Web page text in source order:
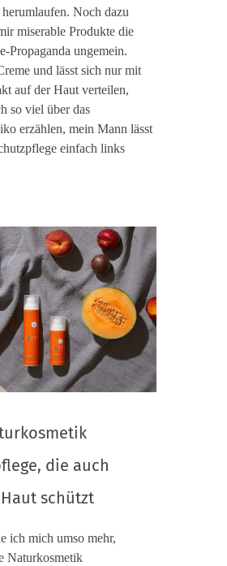
Noch dazu
miserable Produkte die
Propaganda ungemein.
und lässt sich nur mit
auf der Haut verteilen,
so viel über das
erzählen, mein Mann lässt
einfach links
die auch
schützt
ich mich umso mehr,
Naturkosmetik